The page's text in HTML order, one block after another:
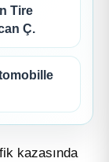
Tire
Ç.
kazasında